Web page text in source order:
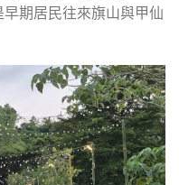
期居民往來旗山與甲仙